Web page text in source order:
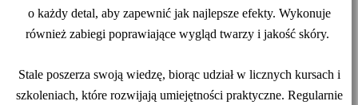
o każdy detal, aby zapewnić jak najlepsze efekty. Wykonuje
również zabiegi poprawiające wygląd twarzy i jakość skóry.
Stale poszerza swoją wiedzę, biorąc udział w licznych kursach i
szkoleniach, które rozwijają umiejętności praktyczne. Regularnie